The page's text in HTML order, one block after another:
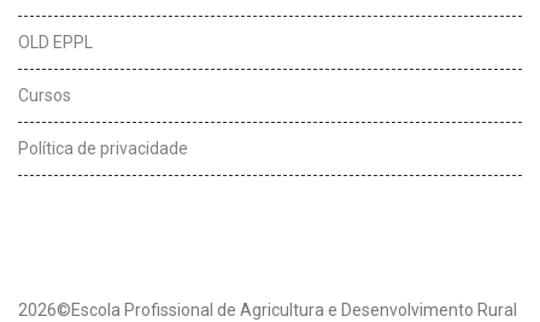
OLD EPPL
Cursos
Política de privacidade
2026©Escola Profissional de Agricultura e Desenvolvimento Rural